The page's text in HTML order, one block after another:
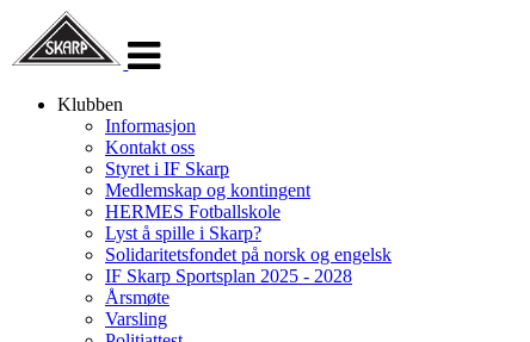
navigasjon
Klubben
Informasjon
Kontakt oss
Styret i IF Skarp
Medlemskap og kontingent
HERMES Fotballskole
Lyst å spille i Skarp?
Solidaritetsfondet på norsk og engelsk
IF Skarp Sportsplan 2025 - 2028
Årsmøte
Varsling